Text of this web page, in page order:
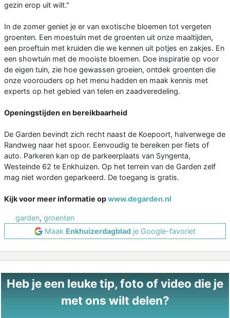
gezin erop uit wilt."
In de zomer geniet je er van exotische bloemen tot vergeten
groenten. Een moestuin met de groenten uit onze maaltijden,
een proeftuin met kruiden die we kennen uit potjes en zakjes. En
een showtuin met de mooiste bloemen. Doe inspiratie op voor
de eigen tuin, zie hoe gewassen groeien, ontdek groenten die
onze voorouders op het menu hadden en maak kennis met
experts op het gebied van telen en zaadveredeling.
Openingstijden en bereikbaarheid
De Garden bevindt zich recht naast de Koepoort, halverwege de
Randweg naar het spoor. Eenvoudig te bereiken per fiets of
auto. Parkeren kan op de parkeerplaats van Syngenta,
Westeinde 62 te Enkhuizen. Op het terrein van de Garden zelf
mag niet worden geparkeerd. De toegang is gratis.
Kijk voor meer informatie opwww.degarden.nl
garden, groenten
Maak Enkhuizerdagblad je Google-favoriet
Heb je een leuke tip, foto of video die je
met ons wilt delen?